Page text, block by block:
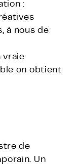
:
à nous de
vraie
on obtient
de
Un